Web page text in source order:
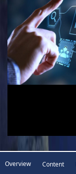
Overview Content